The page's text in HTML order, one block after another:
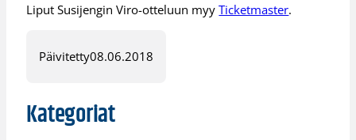
Liput Susijengin Viro-otteluun myyTicketmaster.
Päivitetty08.06.2018
Kategoriat